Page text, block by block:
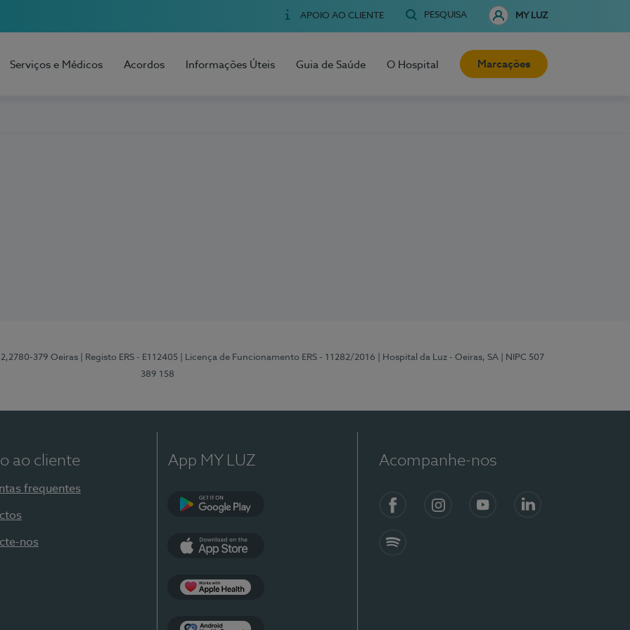
APOIO AO CLIENTE PESQUISA MY LUZ
Serviços e Médicos Acordos Informações Úteis Guia de Saúde O Hospital Marcações
379 Oeiras | Registo ERS - E112405 | Licença de Funcionamento ERS - 11282/2016 | Hospital da Luz - Oeiras, SA
| NIPC 507
389 158
ao cliente
frequentes
nos
App MY LUZ Acompanhe-nos